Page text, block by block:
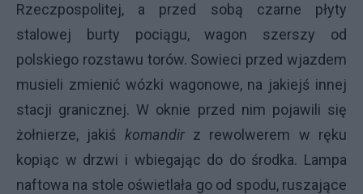
Rzeczpospolitej, a przed sobą czarne płyty
stalowej burty pociągu, wagon szerszy od
polskiego rozstawu torów. Sowieci przed wjazdem
musieli zmienić wózki wagonowe, na jakiejś innej
stacji granicznej. W oknie przed nim pojawili się
żołnierze, jakiś komandir z rewolwerem w ręku
kopiąc w drzwi i wbiegając do do środka. Lampa
naftowa na stole oświetlała go od spodu, ruszające